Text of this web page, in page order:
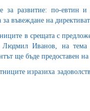
за развитие: по-евтин
за въвеждане на
в срещата с
Иванов, на тема
ще бъде предоставен
изразиха